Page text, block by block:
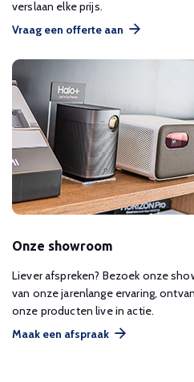
verslaan elke prijs.
Vraag een offerte aan
Onze showroom
Liever afspreken? Bezoek onze
van onze jarenlange ervaring,
onze producten live in actie.
Maak een afspraak